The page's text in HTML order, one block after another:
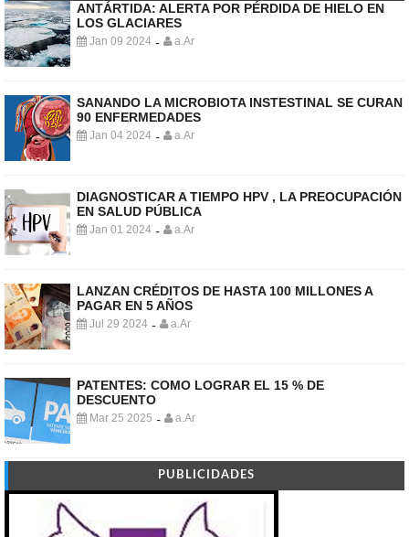
ANTÁRTIDA: ALERTA POR PÉRDIDA DE HIELO EN
LOS GLACIARES
Jan 09 2024 - a.Ar
SANANDO LA MICROBIOTA INSTESTINAL SE CURAN
90 ENFERMEDADES
Jan 04 2024 - a.Ar
DIAGNOSTICAR A TIEMPO HPV , LA PREOCUPACIÓN
EN SALUD PÚBLICA
Jan 01 2024 - a.Ar
LANZAN CRÉDITOS DE HASTA 100 MILLONES A
PAGAR EN 5 AÑOS
Jul 29 2024 - a.Ar
PATENTES: COMO LOGRAR EL 15 % DE
DESCUENTO
Mar 25 2025 - a.Ar
PUBLICIDADES